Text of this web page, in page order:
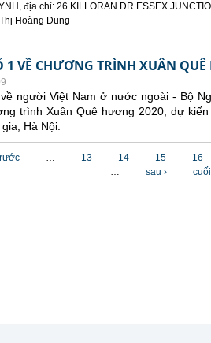
địa chỉ: 26 KILLORAN DR ESSEX
Hoàng Dung
1 VỀ CHƯƠNG TRÌNH XUÂN
người Việt Nam ở nước ngoài - Bộ
trình Xuân Quê hương 2020, dự
Hà Nội.
… 13 14 15 16
…
sau ›